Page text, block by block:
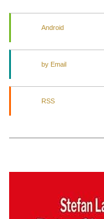
Android
by Email
RSS